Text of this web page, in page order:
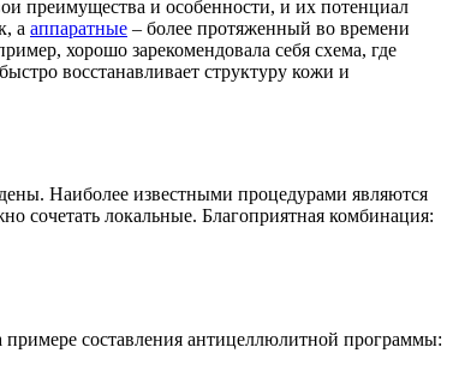
преимущества и особенности, и их потенциал
а аппаратные – более протяженный во времени
хорошо зарекомендовала себя схема, где
восстанавливает структуру кожи и
Наиболее известными процедурами являются
сочетать локальные. Благоприятная комбинация:
составления антицеллюлитной программы: